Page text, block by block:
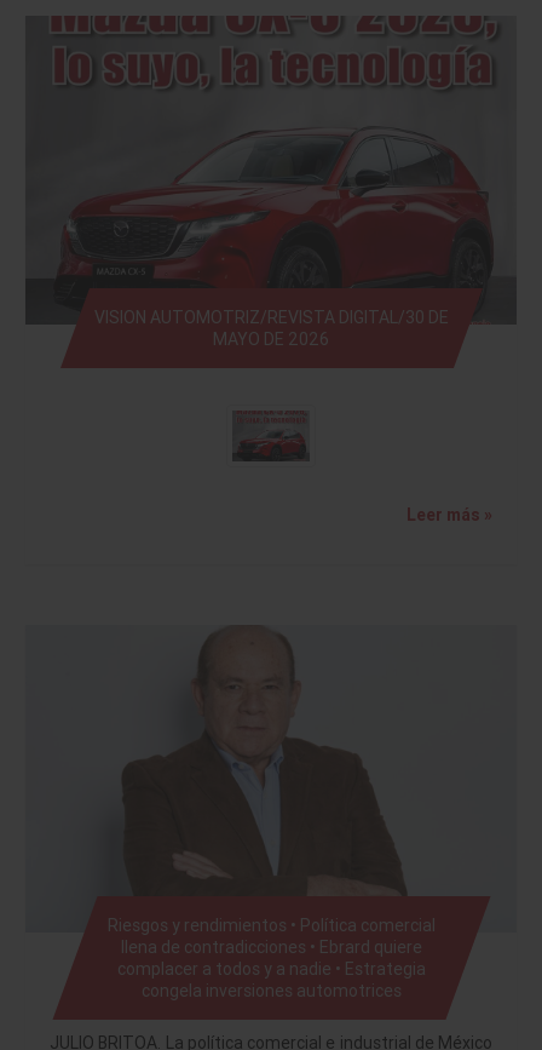
VISION AUTOMOTRIZ/REVISTA DIGITAL/30 DE
MAYO DE 2026
Leer más »
Riesgos y rendimientos • Política comercial
llena de contradicciones • Ebrard quiere
complacer a todos y a nadie • Estrategia
congela inversiones automotrices
JULIO BRITOA. La política comercial e industrial de México